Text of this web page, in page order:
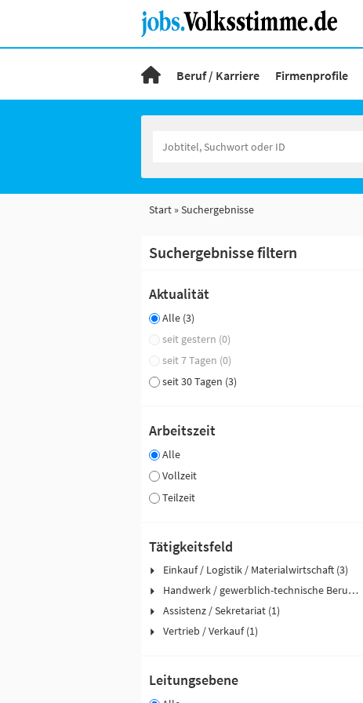
Beruf / Karriere Firmenprofile
Start Suchergebnisse
Suchergebnisse filtern
Aktualität
Alle (3)
seit gestern (0)
seit 7 Tagen (0)
seit 30 Tagen (3)
Arbeitszeit
Alle
Vollzeit
Teilzeit
Tätigkeitsfeld
Einkauf / Logistik / Materialwirtschaft (3)
Handwerk / gewerblich-technische Berufe (2)
Assistenz / Sekretariat (1)
Vertrieb / Verkauf (1)
Leitungsebene